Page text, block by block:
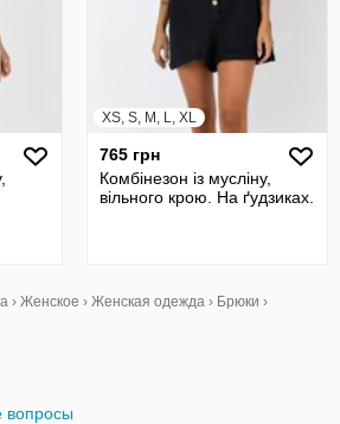
XS, S, M, L, XL
765 грн
Комбінезон із мусліну,
вільного крою. На ґудзиках.
› Женское › Женская одежда › Брюки ›
вопросы